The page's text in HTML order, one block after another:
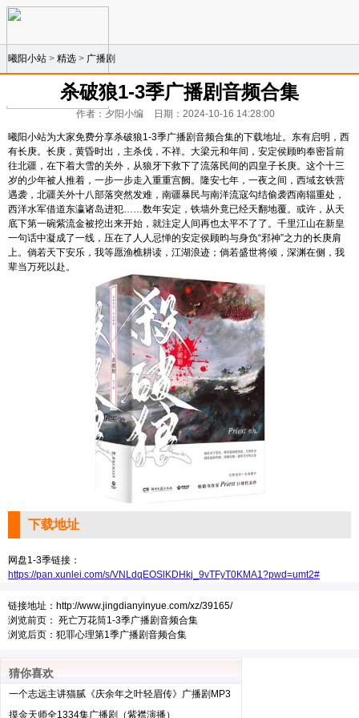
曦阳小站 > 精选 > 广播剧
杀破狼1-3季广播剧音频合集
作者：夕阳小编 日期：2024-10-16 14:28:00
曦阳小站为大家免费分享杀破狼1-3季广播剧音频合集的下载地址。东有启明，西
有长庚。长庚，黄昏时出，主杀伐，不祥。大梁元和年间，安定侯顾昀奉密旨前
往北疆，在下着大雪的关外，从狼牙下救下了流落民间的四皇子长庚。这个十三
岁的少年被人推着，一步一步走入重重宫阙。隆安七年，一夜之间，西域玄铁营
遇袭，北疆关外十八部落突然发难，南疆暴民与南洋流寇勾结偷袭西南辎重处，
西洋水军借道东瀛诸岛进犯……数年安定，铁墙外竟已经天翻地覆。或许，从天
底下第一碗紫流金被挖出来开始，就注定人间再也太平不了了。千里江山在新皇
一句话中凝成了一线，压在了人人忌惮的安定侯顾昀与身负“邪神”之力的长庚肩
上。倘若天下安乐，我等愿渔樵耕读，江湖浪迹；倘若盛世将倾，深渊在侧，我
辈当万死以赴。
下载地址
网盘1-3季链接：
https://pan.xunlei.com/s/VNLdqEOSlKDHkj_9vTFyT0KMA1?pwd=umt2#
链接地址： http://www.jingdianyinyue.com/xz/39165/
浏览前页： 死亡万花筒1-3季广播剧音频合集
浏览后页： 犯罪心理第1季广播剧音频合集
猜你喜欢
一个志远主讲猫腻《庆余年之叶轻眉传》广播剧MP3
版（273集完结）
摸金天师全1334集广播剧（紫襟演播）